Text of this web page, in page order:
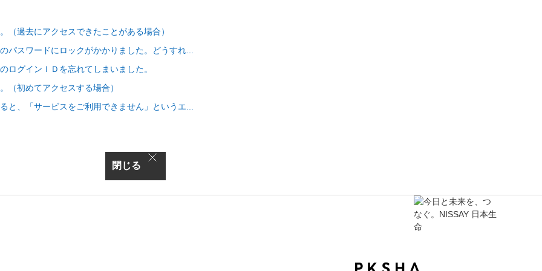
（過去にアクセスできたことがある場合）
パスワードにロックがかかりました。どうすれ...
ログインＩＤを忘れてしまいました。
（初めてアクセスする場合）
と、「サービスをご利用できません」というエ...
閉じる